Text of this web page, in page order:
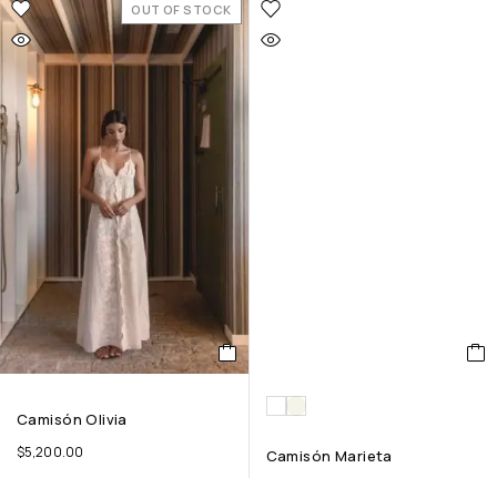
OUT OF STOCK
Camisón Olivia
$5,200.00 Camisón Marieta